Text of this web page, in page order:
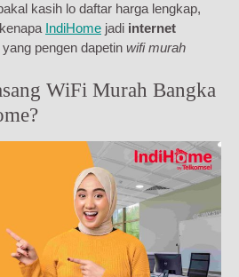
kasih lo daftar harga lengkap,
IndiHome jadi internet
yang pengen dapetin wifi murah
WiFi Murah Bangka